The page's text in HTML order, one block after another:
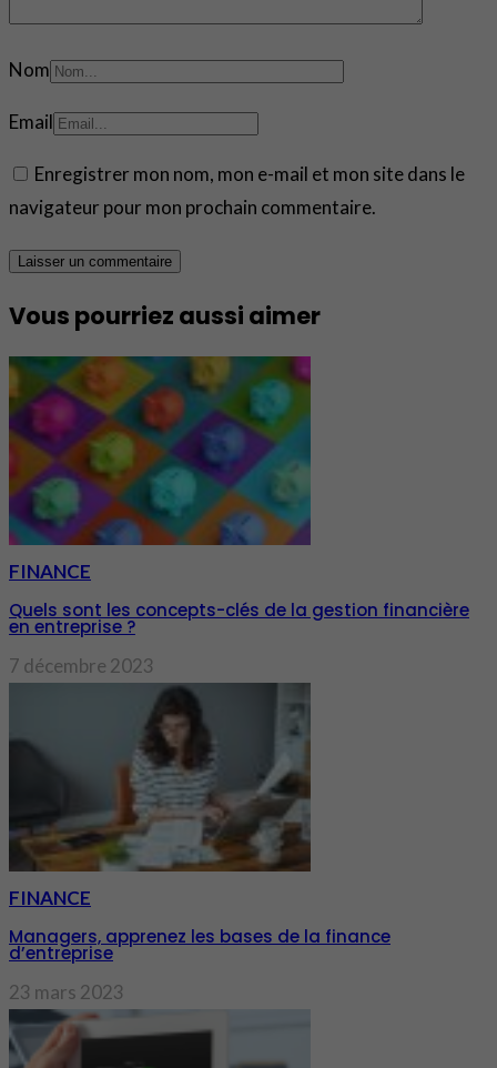
Nom
Email
Enregistrer mon nom, mon e-mail et mon site dans le
navigateur pour mon prochain commentaire.
Vous pourriez aussi aimer
FINANCE
Quels sont les concepts-clés de la gestion financière
en entreprise ?
7 décembre 2023
FINANCE
Managers, apprenez les bases de la finance
d’entreprise
23 mars 2023